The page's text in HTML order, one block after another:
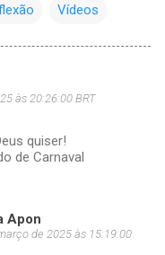
Vídeos
às 20:26:00 BRT
quiser!
de Carnaval
Apon
de 2025 às 15:19:00